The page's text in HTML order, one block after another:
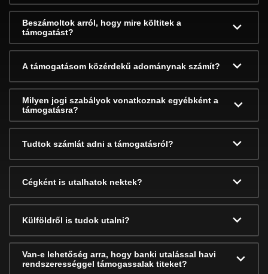
Beszámoltok arról, hogy mire költitek a
támogatást?
A támogatásom közérdekű adománynak számít?
Milyen jogi szabályok vonatkoznak egyébként a
támogatásra?
Tudtok számlát adni a támogatásról?
Cégként is utalhatok nektek?
Külföldről is tudok utalni?
Van-e lehetőség arra, hogy banki utalással havi
rendszerességgel támogassalak titeket?